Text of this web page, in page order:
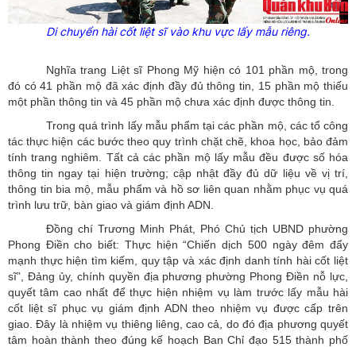
Di chuyển hài cốt liệt sĩ vào khu vực lấy mẫu riêng.
Nghĩa trang Liệt sĩ Phong Mỹ hiện có 101 phần mộ, trong
đó có 41 phần mộ đã xác định đầy đủ thông tin, 15 phần mộ thiếu
một phần thông tin và 45 phần mộ chưa xác định được thông tin.
Trong quá trình lấy mẫu phẩm tại các phần mộ, các tổ công
tác thực hiện các bước theo quy trình chặt chẽ, khoa học, bảo đảm
tính trang nghiêm. Tất cả các phần mộ lấy mẫu đều được số hóa
thông tin ngay tại hiện trường; cập nhật đầy đủ dữ liệu về vị trí,
thông tin bia mộ, mẫu phẩm và hồ sơ liên quan nhằm phục vụ quá
trình lưu trữ, bàn giao và giám định ADN.
Đồng chí Trương Minh Phát, Phó Chủ tịch UBND phường
Phong Điền cho biết: Thực hiện “Chiến dịch 500 ngày đêm đẩy
mạnh thực hiện tìm kiếm, quy tập và xác định danh tính hài cốt liệt
sĩ”, Đảng ủy, chính quyền địa phương phường Phong Điền nỗ lực,
quyết tâm cao nhất để thực hiện nhiệm vụ làm trước lấy mẫu hài
cốt liệt sĩ phục vụ giám định ADN theo nhiệm vụ được cấp trên
giao. Đây là nhiệm vụ thiêng liêng, cao cả, do đó địa phương quyết
tâm hoàn thành theo đúng kế hoạch Ban Chỉ đạo 515 thành phố